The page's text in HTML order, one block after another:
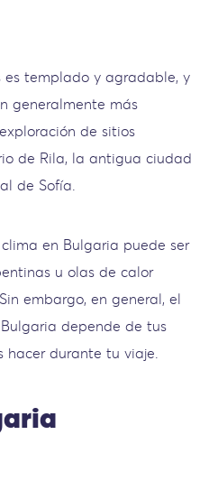
es templado y agradable, y
generalmente más
de sitios
de Rila, la antigua ciudad
de Sofía.
en Bulgaria puede ser
u olas de calor
embargo, en general, el
depende de tus
hacer durante tu viaje.